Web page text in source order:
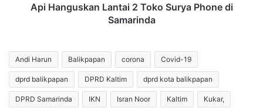
‎Api Hanguskan Lantai 2 Toko Surya Phone di
Samarinda
Andi Harun Balikpapan corona Covid-19
dprd balikpapan DPRD Kaltim dprd kota balikpapan
DPRD Samarinda IKN Isran Noor Kaltim Kukar,